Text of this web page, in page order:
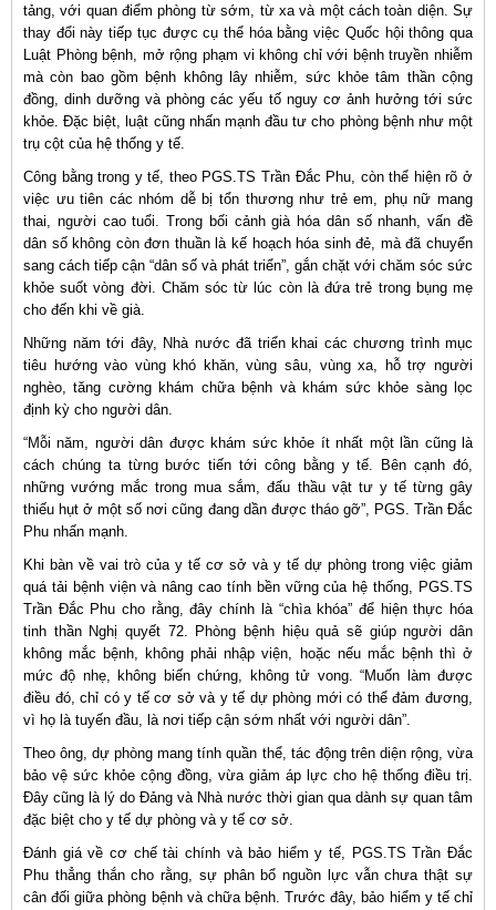
tảng, với quan điểm phòng từ sớm, từ xa và một cách toàn diện. Sự
thay đổi này tiếp tục được cụ thể hóa bằng việc Quốc hội thông qua
Luật Phòng bệnh, mở rộng phạm vi không chỉ với bệnh truyền nhiễm
mà còn bao gồm bệnh không lây nhiễm, sức khỏe tâm thần cộng
đồng, dinh dưỡng và phòng các yếu tố nguy cơ ảnh hưởng tới sức
khỏe. Đặc biệt, luật cũng nhấn mạnh đầu tư cho phòng bệnh như một
trụ cột của hệ thống y tế.
Công bằng trong y tế, theo PGS.TS Trần Đắc Phu, còn thể hiện rõ ở
việc ưu tiên các nhóm dễ bị tổn thương như trẻ em, phụ nữ mang
thai, người cao tuổi. Trong bối cảnh già hóa dân số nhanh, vấn đề
dân số không còn đơn thuần là kế hoạch hóa sinh đẻ, mà đã chuyển
sang cách tiếp cận “dân số và phát triển”, gắn chặt với chăm sóc sức
khỏe suốt vòng đời. Chăm sóc từ lúc còn là đứa trẻ trong bụng mẹ
cho đến khi về già.
Những năm tới đây, Nhà nước đã triển khai các chương trình mục
tiêu hướng vào vùng khó khăn, vùng sâu, vùng xa, hỗ trợ người
nghèo, tăng cường khám chữa bệnh và khám sức khỏe sàng lọc
định kỳ cho người dân.
“Mỗi năm, người dân được khám sức khỏe ít nhất một lần cũng là
cách chúng ta từng bước tiến tới công bằng y tế. Bên cạnh đó,
những vướng mắc trong mua sắm, đấu thầu vật tư y tế từng gây
thiếu hụt ở một số nơi cũng đang dần được tháo gỡ”, PGS. Trần Đắc
Phu nhấn mạnh.
Khi bàn về vai trò của y tế cơ sở và y tế dự phòng trong việc giảm
quá tải bệnh viện và nâng cao tính bền vững của hệ thống, PGS.TS
Trần Đắc Phu cho rằng, đây chính là “chìa khóa” để hiện thực hóa
tinh thần Nghị quyết 72. Phòng bệnh hiệu quả sẽ giúp người dân
không mắc bệnh, không phải nhập viện, hoặc nếu mắc bệnh thì ở
mức độ nhẹ, không biến chứng, không tử vong. “Muốn làm được
điều đó, chỉ có y tế cơ sở và y tế dự phòng mới có thể đảm đương,
vì họ là tuyến đầu, là nơi tiếp cận sớm nhất với người dân”.
Theo ông, dự phòng mang tính quần thể, tác động trên diện rộng, vừa
bảo vệ sức khỏe cộng đồng, vừa giảm áp lực cho hệ thống điều trị.
Đây cũng là lý do Đảng và Nhà nước thời gian qua dành sự quan tâm
đặc biệt cho y tế dự phòng và y tế cơ sở.
Đánh giá về cơ chế tài chính và bảo hiểm y tế, PGS.TS Trần Đắc
Phu thẳng thắn cho rằng, sự phân bổ nguồn lực vẫn chưa thật sự
cân đối giữa phòng bệnh và chữa bệnh. Trước đây, bảo hiểm y tế chỉ